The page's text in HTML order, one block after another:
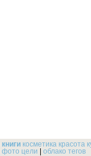
книги косметика красота
фото цели
облако тегов